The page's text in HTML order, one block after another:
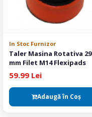
In Stoc Furnizor
Taler Masina Rotativa 29
mm Filet M14 Flexipads
59.99 Lei
Adaugă în Coş